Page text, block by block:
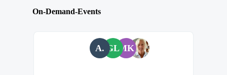
On-Demand-Events
A. GLMK